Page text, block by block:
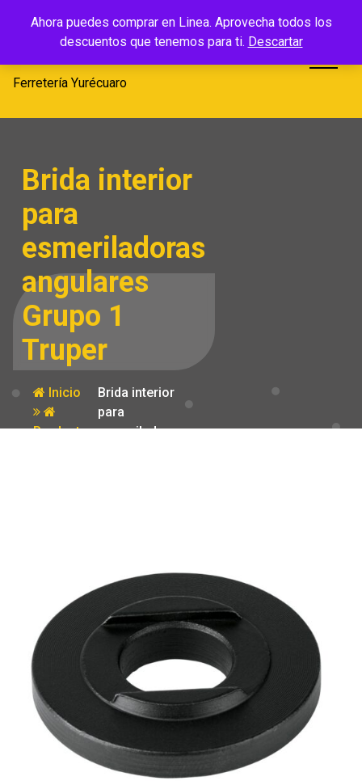
Ahora puedes comprar en Linea. Aprovecha todos los
descuentos que tenemos para ti. Descartar
Ferretería
Yurécuaro
Ferretería Yurécuaro
Brida interior
para
esmeriladoras
angulares
Grupo 1
Truper
Inicio
Producto
Brida interior
para
esmeriladoras